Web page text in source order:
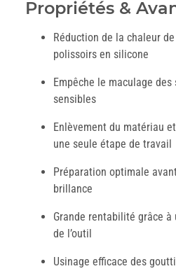
Propriétés &
Réduction de la chaleur
polissoirs en silicone
Empêche le maculage
sensibles
Enlèvement du matériau
une seule étape de travail
Préparation optimale
brillance
Grande rentabilité grâce
de l’outil
Usinage efficace des